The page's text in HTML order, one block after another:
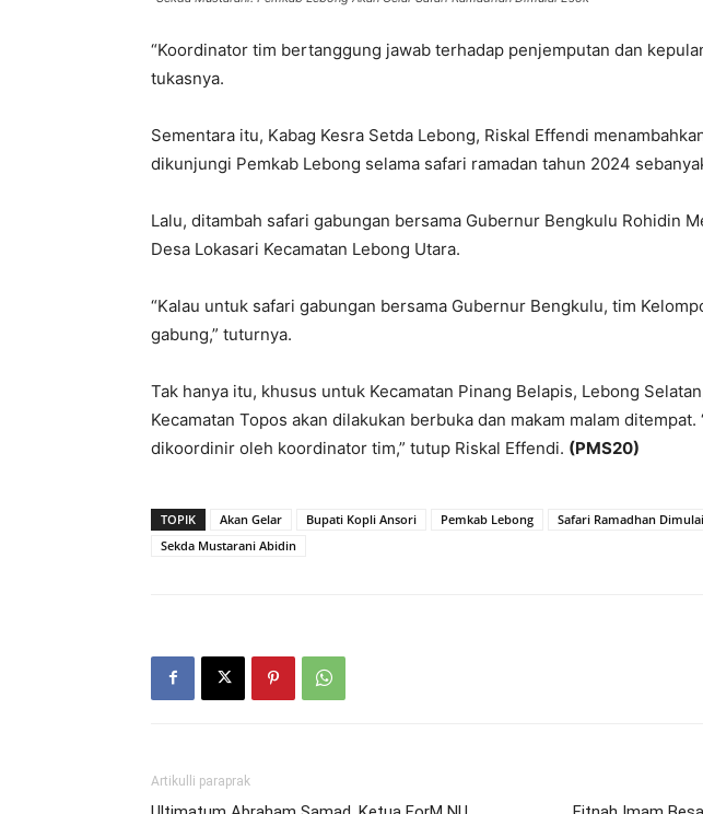
“Koordinator tim bertanggung jawab terhadap penjemputan dan
tukasnya.
Sementara itu, Kabag Kesra Setda Lebong, Riskal Effendi
dikunjungi Pemkab Lebong selama safari ramadan tahun 2024
Lalu, ditambah safari gabungan bersama Gubernur Bengkulu Rohidin
Desa Lokasari Kecamatan Lebong Utara.
“Kalau untuk safari gabungan bersama Gubernur Bengkulu, tim
gabung,” tuturnya.
Tak hanya itu, khusus untuk Kecamatan Pinang Belapis, Lebong
Kecamatan Topos akan dilakukan berbuka dan makam malam ditempat.
dikoordinir oleh koordinator tim,” tutup Riskal Effendi. (PMS20)
TOPIK Akan Gelar Bupati Kopli Ansori Pemkab Lebong Safari Ramadhan
Sekda Mustarani Abidin
Artikulli paraprak